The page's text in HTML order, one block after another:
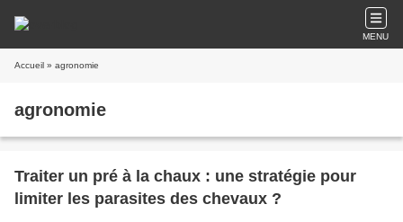
MENU
Accueil » agronomie
agronomie
Traiter un pré à la chaux : une stratégie pour
limiter les parasites des chevaux ?